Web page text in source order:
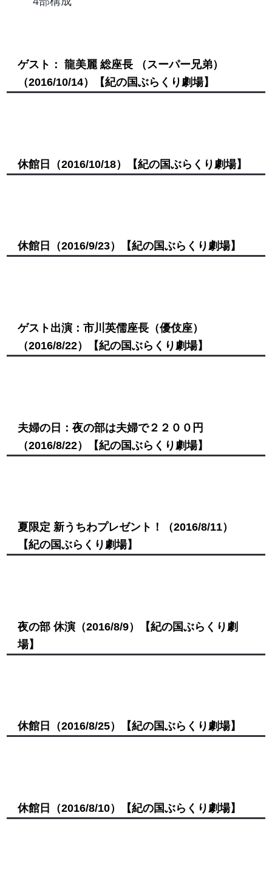
ゲスト： 龍美麗 総座長 （スーパー兄弟）
（2016/10/14）
【紀の国ぶらくり劇場】
休館日 （2016/10/18） 【紀の国ぶらくり劇場】
休館日 （2016/9/23） 【紀の国ぶらくり劇場】
ゲスト出演：市川英儒座長（優伎座）
（2016/8/22）
【紀の国ぶらくり劇場】
夫婦の日：夜の部は夫婦で２２００円
（2016/8/22）
【紀の国ぶらくり劇場】
夏限定 新うちわプレゼント！
（2016/8/11）
【紀の国ぶらくり劇場】
夜の部 休演（2016/8/9）
【紀の国ぶらくり劇
場】
休館日 （2016/8/25） 【紀の国ぶらくり劇場】
休館日 （2016/8/10） 【紀の国ぶらくり劇場】